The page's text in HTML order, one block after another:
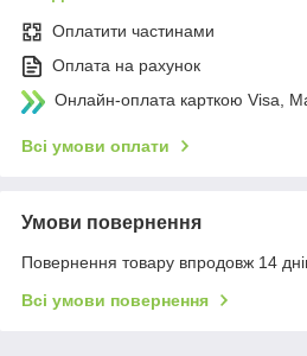
Оплатити частинами
Оплата на рахунок
Онлайн-оплата карткою Visa,
Всі умови оплати
Умови повернення
Повернення товару впродовж 14
Всі умови повернення